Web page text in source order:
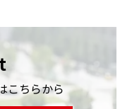
こちらから